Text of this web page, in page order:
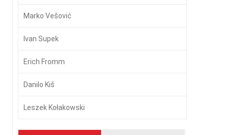
Marko Vešović
Ivan Supek
Erich Fromm
Danilo Kiš
Leszek Kołakowski